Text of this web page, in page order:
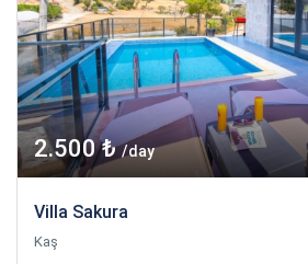
2.500 ₺/day
Villa Sakura
Kaş